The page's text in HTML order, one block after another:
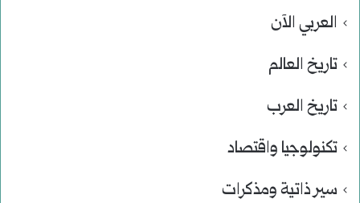
العربي الآن
تاريخ العالم
تاريخ العرب
تكنولوجيا واقتصاد
سير ذاتية ومذكرات